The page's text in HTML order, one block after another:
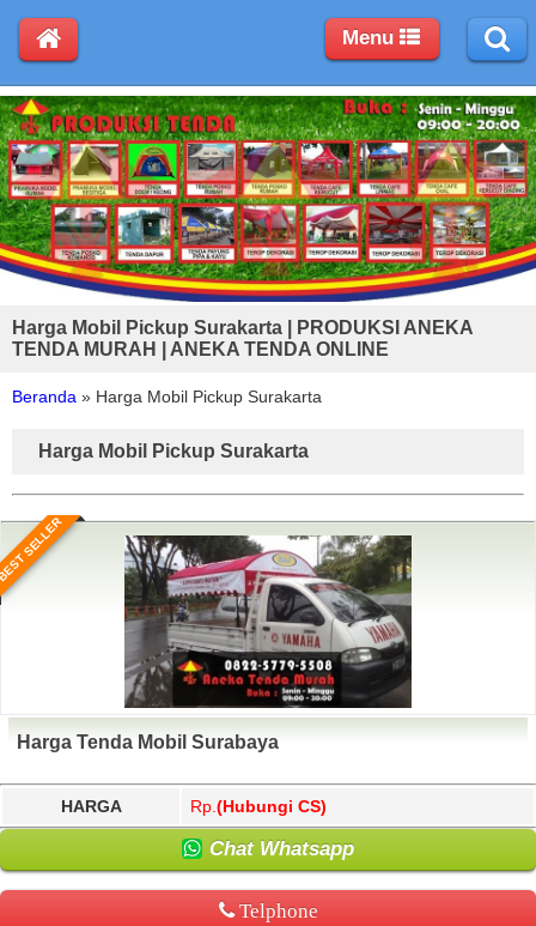
Harga Mobil Pickup Surakarta | PRODUKSI ANEKA
TENDA MURAH | ANEKA TENDA ONLINE
Beranda » Harga Mobil Pickup Surakarta
Harga Mobil Pickup Surakarta
SELLER
Harga Tenda Mobil Surabaya
HARGA Rp. (Hubungi CS)
Chat Whatsapp
Telphone
Menu